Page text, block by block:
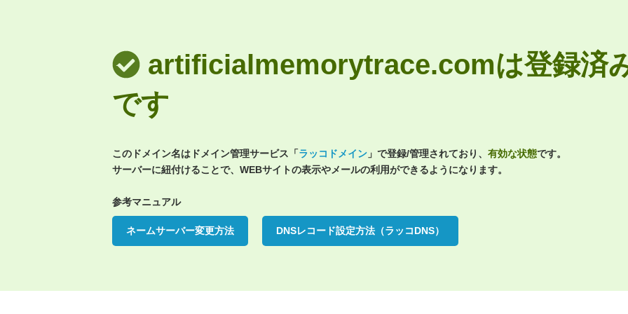
artificialmemorytrace.comは登録済
です
このドメイン名はドメイン管理サービス「ラッコドメイン 」で登録/管理されており、 有効な状態です。
サーバーに紐付けることで、WEBサイトの表示やメールの利用ができるようになります。
参考マニュアル
ネームサーバー変更方法 DNSレコード設定方法（ラッコDNS）